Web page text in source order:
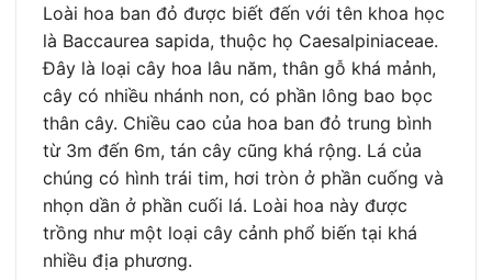
Loài hoa ban đỏ được biết đến với tên khoa học
là Baccaurea sapida, thuộc họ Caesalpiniaceae.
Đây là loại cây hoa lâu năm, thân gỗ khá mảnh,
cây có nhiều nhánh non, có phần lông bao bọc
thân cây. Chiều cao của hoa ban đỏ trung bình
từ 3m đến 6m, tán cây cũng khá rộng. Lá của
chúng có hình trái tim, hơi tròn ở phần cuống và
nhọn dần ở phần cuối lá. Loài hoa này được
trồng như một loại cây cảnh phổ biến tại khá
nhiều địa phương.